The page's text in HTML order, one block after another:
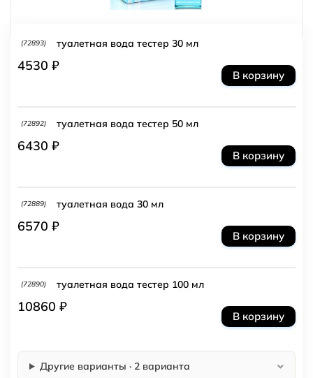
(72893) туалетная вода тестер 30 мл
4530 ₽
В корзину
(72892) туалетная вода тестер 50 мл
6430 ₽
В корзину
(72889) туалетная вода 30 мл
6570 ₽
В корзину
(72890) туалетная вода тестер 100 мл
10860 ₽
В корзину
Другие варианты · 2 варианта